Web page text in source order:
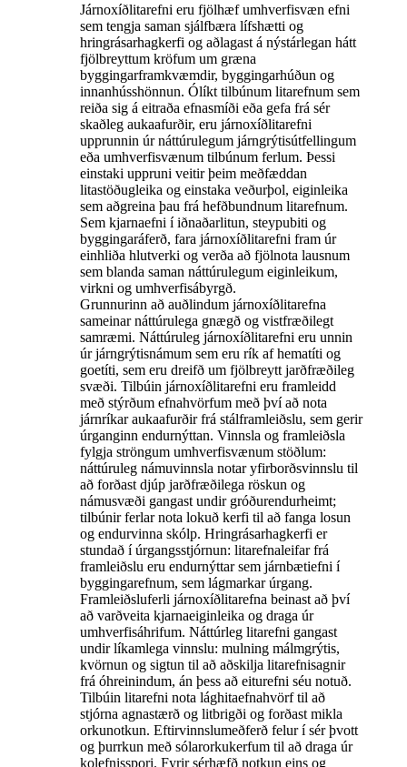
Járnoxíðlitarefni eru fjölhæf umhverfisvæn efni
sem tengja saman sjálfbæra lífshætti og
hringrásarhagkerfi og aðlagast á nýstárlegan hátt
fjölbreyttum kröfum um græna
byggingarframkvæmdir, byggingarhúðun og
innanhússhönnun. Ólíkt tilbúnum litarefnum sem
reiða sig á eitraða efnasmíði eða gefa frá sér
skaðleg aukaafurðir, eru járnoxíðlitarefni
upprunnin úr náttúrulegum járngrýtisútfellingum
eða umhverfisvænum tilbúnum ferlum. Þessi
einstaki uppruni veitir þeim meðfæddan
litastöðugleika og einstaka veðurþol, eiginleika
sem aðgreina þau frá hefðbundnum litarefnum.
Sem kjarnaefni í iðnaðarlitun, steypubiti og
byggingaráferð, fara járnoxíðlitarefni fram úr
einhliða hlutverki og verða að fjölnota lausnum
sem blanda saman náttúrulegum eiginleikum,
virkni og umhverfisábyrgð.
Grunnurinn að auðlindum járnoxíðlitarefna
sameinar náttúrulega gnægð og vistfræðilegt
samræmi. Náttúruleg járnoxíðlitarefni eru unnin
úr járngrýtisnámum sem eru rík af hematíti og
goetíti, sem eru dreifð um fjölbreytt jarðfræðileg
svæði. Tilbúin járnoxíðlitarefni eru framleidd
með stýrðum efnahvörfum með því að nota
járnríkar aukaafurðir frá stálframleiðslu, sem gerir
úrganginn endurnýttan. Vinnsla og framleiðsla
fylgja ströngum umhverfisvænum stöðlum:
náttúruleg námuvinnsla notar yfirborðsvinnslu til
að forðast djúp jarðfræðilega röskun og
námusvæði gangast undir gróðurendurheimt;
tilbúnir ferlar nota lokuð kerfi til að fanga losun
og endurvinna skólp. Hringrásarhagkerfi er
stundað í úrgangsstjórnun: litarefnaleifar frá
framleiðslu eru endurnýttar sem járnbætiefni í
byggingarefnum, sem lágmarkar úrgang.
Framleiðsluferli járnoxíðlitarefna beinast að því
að varðveita kjarnaeiginleika og draga úr
umhverfisáhrifum. Náttúrleg litarefni gangast
undir líkamlega vinnslu: mulning málmgrýtis,
kvörnun og sigtun til að aðskilja litarefnisagnir
frá óhreinindum, án þess að eiturefni séu notuð.
Tilbúin litarefni nota lághitaefnahvörf til að
stjórna agnastærð og litbrigði og forðast mikla
orkunotkun. Eftirvinnslumeðferð felur í sér þvott
og þurrkun með sólarorkukerfum til að draga úr
kolefnisspori. Fyrir sérhæfð notkun eins og